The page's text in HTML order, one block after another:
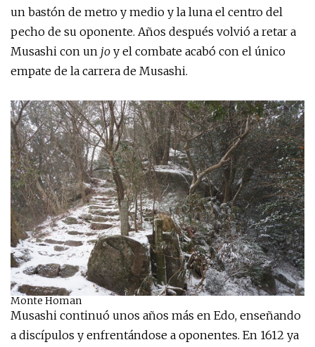
un bastón de metro y medio y la luna el centro del
pecho de su oponente. Años después volvió a retar a
Musashi con un jo y el combate acabó con el único
empate de la carrera de Musashi.
Monte Homan
Musashi continuó unos años más en Edo, enseñando
a discípulos y enfrentándose a oponentes. En 1612 ya